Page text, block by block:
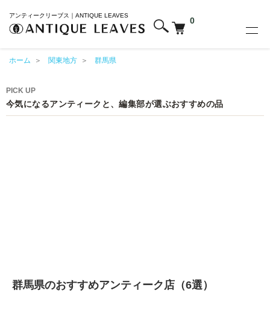
アンティークリーブス｜ANTIQUE LEAVES
0
ホーム ＞ 関東地方 ＞ 群馬県
PICK UP
今気になるアンティークと、編集部が選ぶおすすめの品
群馬県のおすすめアンティーク店（6選）